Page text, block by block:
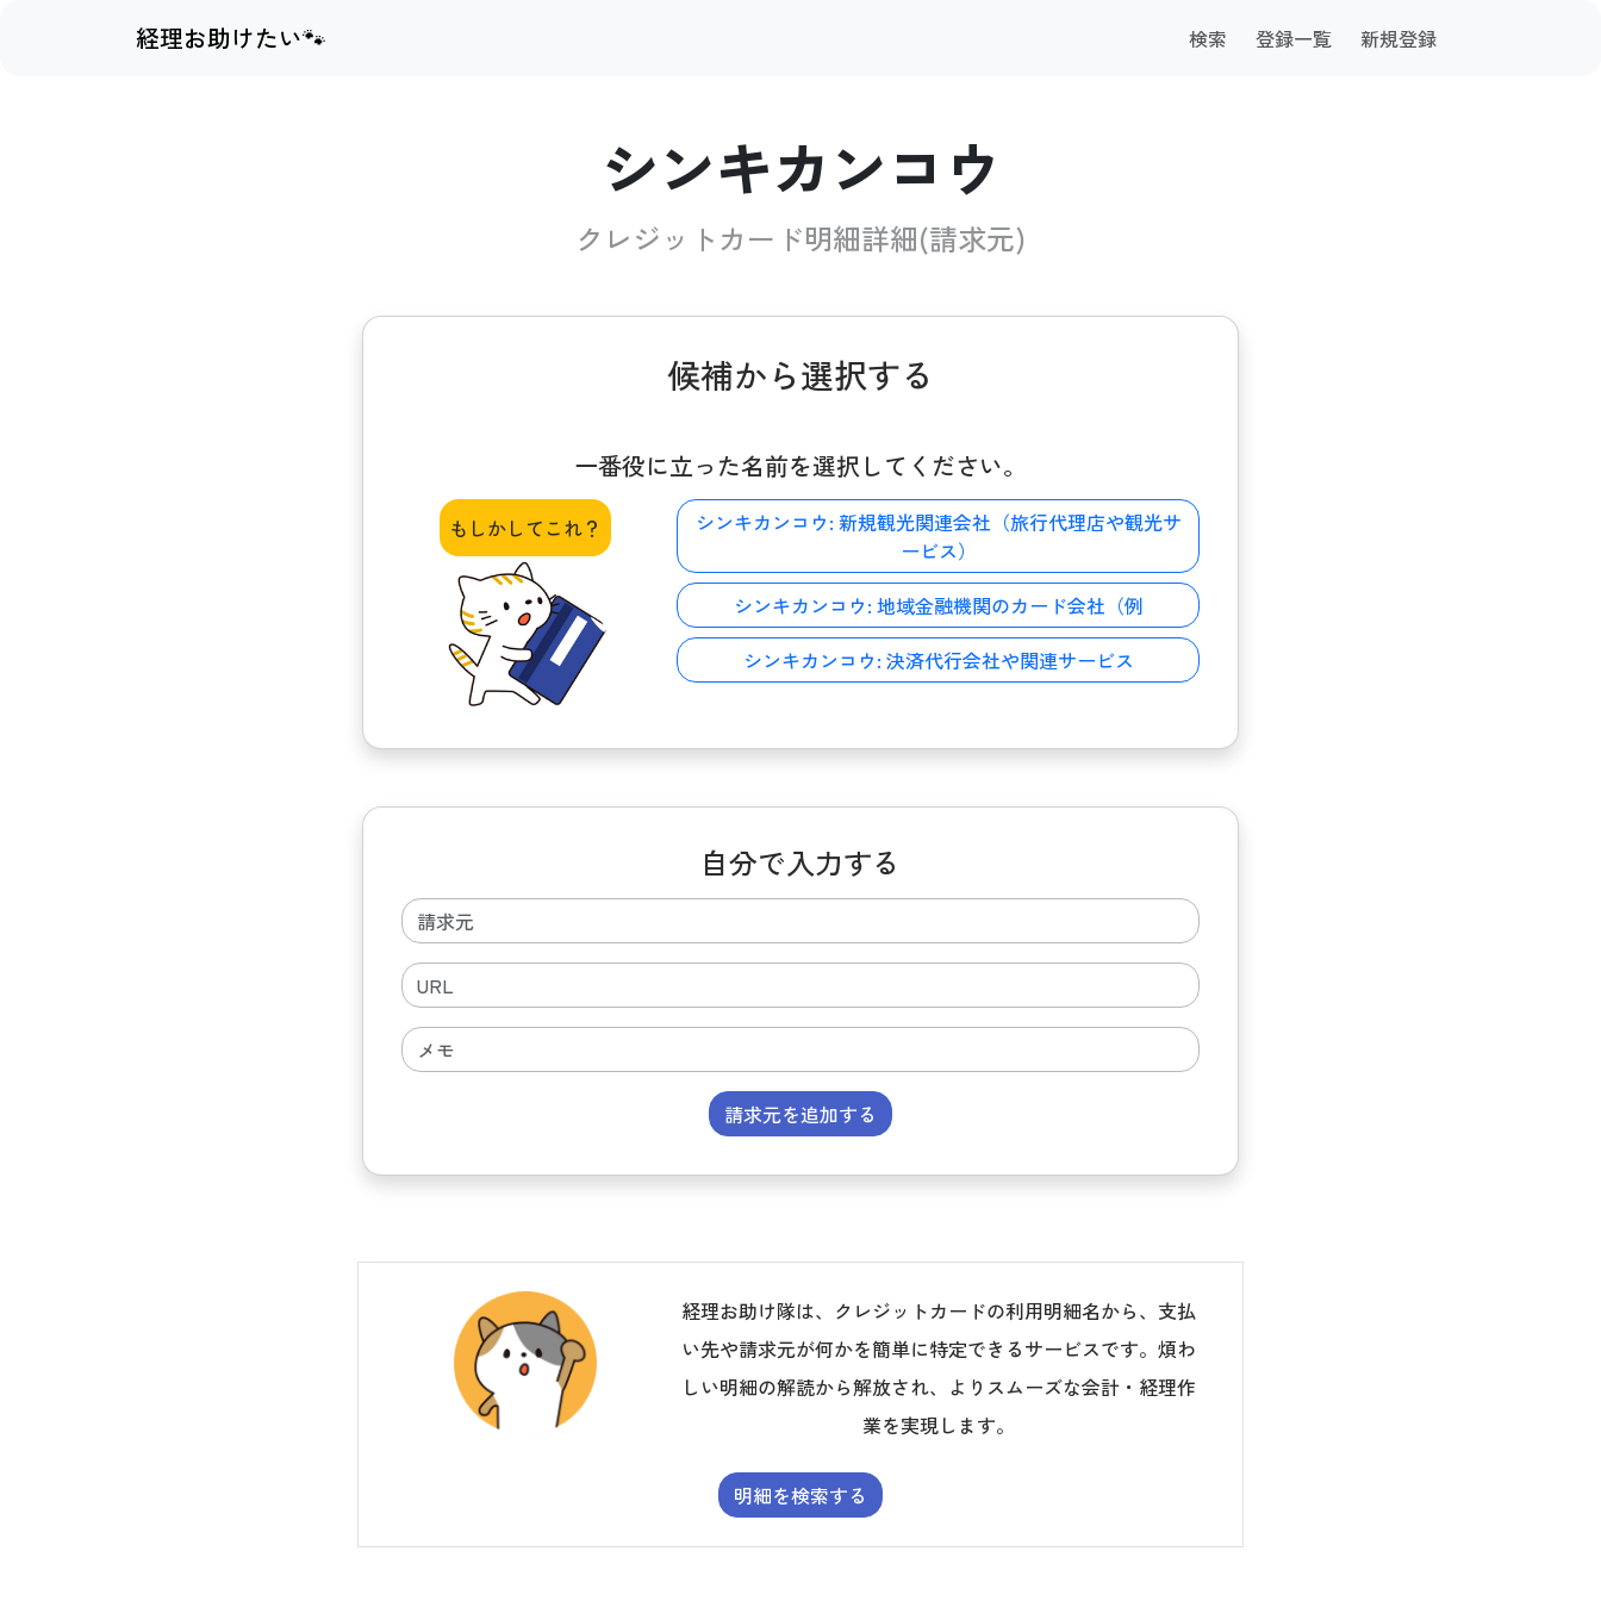
経理お助けたい🐾 検索 登録一覧 新規登録
シンキカンコウ
クレジットカード明細詳細(請求元)
候補から選択する
一番役に立った名前を選択してください。
もしかしてこれ？ シンキカンコウ: 新規観光関連会社（旅行代理店や観光サ
ービス）
シンキカンコウ: 地域金融機関のカード会社（例
シンキカンコウ: 決済代行会社や関連サービス
自分で入力する
請求元を追加する
経理お助け隊は、クレジットカードの利用明細名から、支払
い先や請求元が何かを簡単に特定できるサービスです。煩わ
しい明細の解読から解放され、よりスムーズな会計・経理作
業を実現します。
明細を検索する